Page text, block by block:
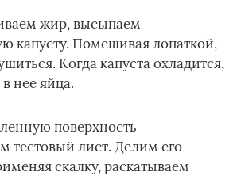
жир, высыпаем
капусту. Помешивая лопаткой,
Когда капуста охладится,
нее яйца.
поверхность
тестовый лист. Делим его
скалку, раскатываем